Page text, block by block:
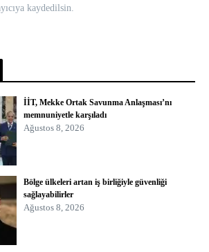
kaydedilsin.
İİT, Mekke Ortak Savunma Anlaşması’nı
memnuniyetle karşıladı
Ağustos 8, 2026
Bölge ülkeleri artan iş birliğiyle güvenliği
sağlayabilirler
Ağustos 8, 2026